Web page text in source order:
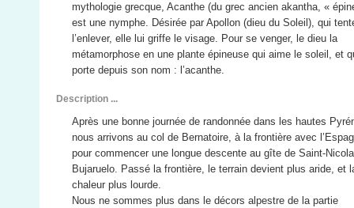
mythologie grecque, Acanthe (du grec ancien akantha, «
est une nymphe. Désirée par Apollon (dieu du Soleil), qui
l’enlever, elle lui griffe le visage. Pour se venger, le dieu la
métamorphose en une plante épineuse qui aime le soleil, et
porte depuis son nom : l’acanthe.
Description ...
Après une bonne journée de randonnée dans les hautes
nous arrivons au col de Bernatoire, à la frontière avec
pour commencer une longue descente au gîte de Saint-
Bujaruelo. Passé la frontière, le terrain devient plus aride, et
chaleur plus lourde.
Nous ne sommes plus dans le décors alpestre de la partie